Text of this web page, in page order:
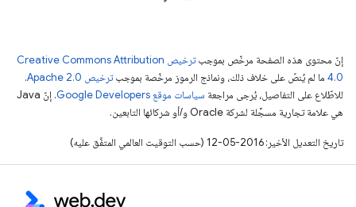
إنّ محتوى هذه الصفحة مرخّص بموجب
ترخيص Creative Commons Attribution
4.0‏ ما لم يُنصّ على خلاف ذلك، ونماذج الرموز مرخّصة بموجبترخيص Apache 2.0‏
.
للاطّلاع على التفاصيل، يُرجى مراجعة سياسات موقع Google Developers‏
. إنّ Java
هي علامة تجارية مسجَّلة لشركة Oracle و/أو شركائها التابعين.
تاريخ التعديل الأخير: 2016-05-12 (حسب التوقيت العالمي المتفَّق عليه)